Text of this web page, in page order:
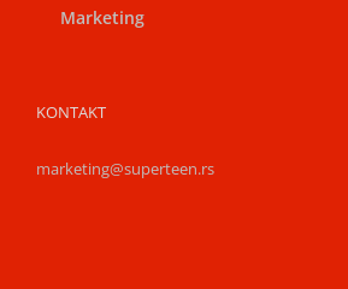
Marketing
KONTAKT
marketing@superteen.rs